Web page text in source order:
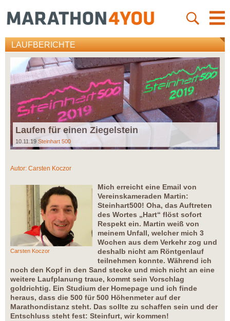
LAUFBERICHTE
Laufen für einen Ziegelstein
10.11.19 Steinhart 500
Autor: Carsten Koczor
Carsten Koczor
Mich erreicht eine Email von
Vereinskameraden Martin:
Steinhart500! Oha, das Auftreten
des Wortes „Hart“ flöst sofort
Respekt ein. Martin weiß von
meinem Unfall, welcher mich 3
Wochen aus dem Verkehr zog und
deshalb nicht am Röntgenlauf
teilnehmen konnte. Während ich
noch den Kopf in den Sand stecke und mich nicht an eine
weitere Laufplanung traue, kommt sein Vorschlag
goldrichtig. Ein Studium der Homepage und ich finde
heraus, dass die 500 für 500 Höhenmeter auf der
Marathondistanz steht. Das sollte zu schaffen sein und der
Entschluss steht fest: Steinfurt, wir kommen!